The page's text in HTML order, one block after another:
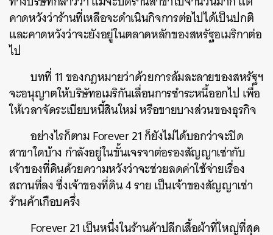
คาดหวังว่าร้านที่เหลือจะดำเนินกิจการต่อไปได้เป็นปกติ
และคาดหวังว่าจะยังอยู่ในตลาดหลักของสหรัฐอเมริกาต่อ
ไป
บทที่ 11 ของกฎหมายว่าด้วยการล้มละลายของสหรัฐฯ
จะอนุญาตให้บริษัทอเมริกันเลื่อนการชำระหนี้ออกไป เพื่อ
ให้เวลาจัดระเบียบหนี้สินใหม่ หรือขายบางส่วนของธุรกิจ
อย่างไรก็ตาม Forever 21 ก็ยังไม่ได้บอกว่าจะปิด
สาขาใดบ้าง กำลังอยู่ในขั้นเจรจาต่อรองสัญญาเช่ากับ
เจ้าของที่ดินด้วยความหวังว่าจะช่วยลดค่าใช้จ่ายเรื่อง
สถานที่ลง ซึ่งเจ้าของที่ดิน 4 ราย เป็นเจ้าของสัญญาเช่า
ร้านค้าเกือบครึ่ง
Forever 21 เป็นหนึ่งในร้านค้าปลีกเสื้อผ้าที่ใหญ่ที่สุด